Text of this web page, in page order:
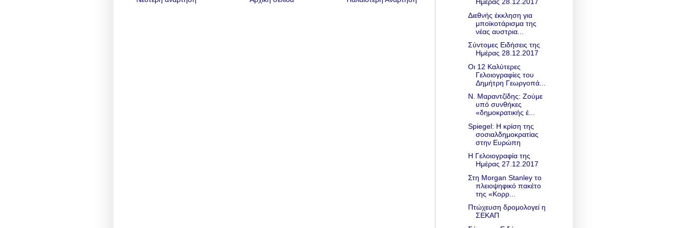
Ημέρας 28.12.2017
Διεθνής έκκληση για
μποϊκοτάρισμα της
νέας αυστρια...
Σύντομες Ειδήσεις της
Ημέρας 28.12.2017
Οι 12 Καλύτερες
Γελοιογραφίες του
Δημήτρη Γεωργοπά...
Ν. Μαραντζίδης: Zούμε
υπό συνθήκες
«δημοκρατικής έ...
Spiegel: Η κρίση της
σοσιαλδημοκρατίας
στην Ευρώπη
Η Γελοιογραφία της
Ημέρας 27.12.2017
Στη Morgan Stanley το
πλειοψηφικό πακέτο
της «Κορρ...
Πτώχευση δρομολογεί η
ΣΕΚΑΠ